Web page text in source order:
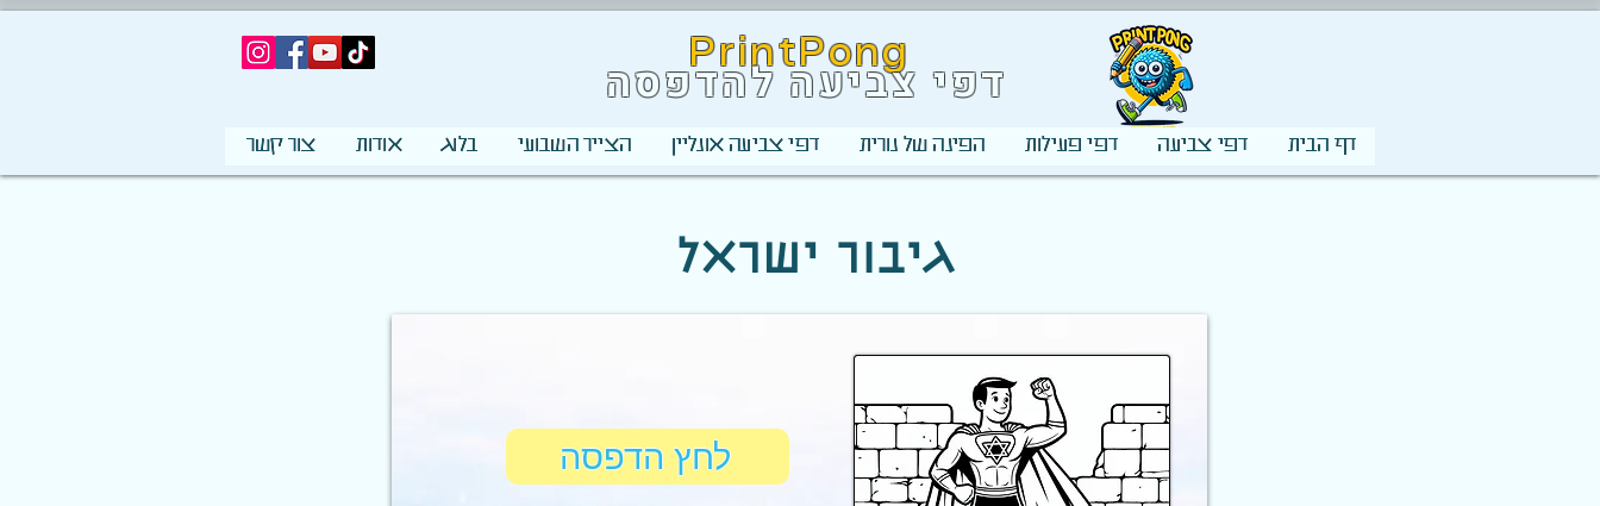
PrintPong
דפי צביעה להדפסה
דף הבית דפי צביעה דפי פעילות הפינה של נורית דפי צביעה אונליין הצייר השבועי בלוג אודות צור קשר
גיבור ישראל
לחץ הדפסה